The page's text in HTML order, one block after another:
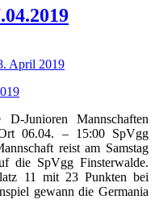
April 2019
Junioren Mannschaften
06.04. – 15:00 SpVgg
reist am Samstag
die SpVgg Finsterwalde.
11 mit 23 Punkten bei
gewann die Germania